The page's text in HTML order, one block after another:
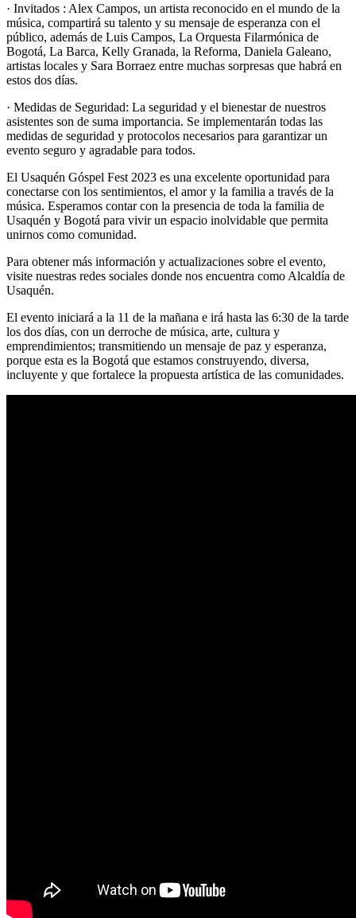
· Invitados : Alex Campos, un artista reconocido en el mundo de la
música, compartirá su talento y su mensaje de esperanza con el
público, además de Luis Campos, La Orquesta Filarmónica de
Bogotá, La Barca, Kelly Granada, la Reforma, Daniela Galeano,
artistas locales y Sara Borraez entre muchas sorpresas que habrá en
estos dos días.
· Medidas de Seguridad: La seguridad y el bienestar de nuestros
asistentes son de suma importancia. Se implementarán todas las
medidas de seguridad y protocolos necesarios para garantizar un
evento seguro y agradable para todos.
El Usaquén Góspel Fest 2023 es una excelente oportunidad para
conectarse con los sentimientos, el amor y la familia a través de la
música. Esperamos contar con la presencia de toda la familia de
Usaquén y Bogotá para vivir un espacio inolvidable que permita
unirnos como comunidad.
Para obtener más información y actualizaciones sobre el evento,
visite nuestras redes sociales donde nos encuentra como Alcaldía de
Usaquén.
El evento iniciará a la 11 de la mañana e irá hasta las 6:30 de la tarde
los dos días, con un derroche de música, arte, cultura y
emprendimientos; transmitiendo un mensaje de paz y esperanza,
porque esta es la Bogotá que estamos construyendo, diversa,
incluyente y que fortalece la propuesta artística de las comunidades.